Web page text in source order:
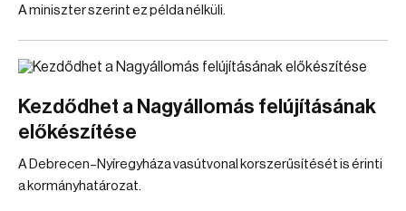
A miniszter szerint ez példa nélküli.
Kezdődhet a Nagyállomás felújításának
előkészítése
A Debrecen–Nyíregyháza vasútvonal korszerűsítését is érinti
a kormányhatározat.